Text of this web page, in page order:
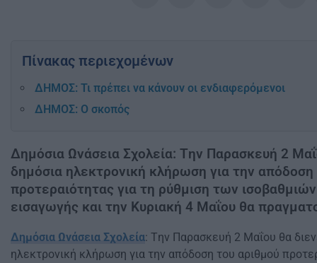
Πίνακας περιεχομένων
ΔΗΜΟΣ: Τι πρέπει να κάνουν οι ενδιαφερόμενοι
ΔΗΜΟΣ: Ο σκοπός
Δημόσια Ωνάσεια Σχολεία: Tην Παρασκευή 2
δημόσια ηλεκτρονική κλήρωση για την απόδοση
προτεραιότητας για τη ρύθμιση των
εισαγωγής και την Κυριακή 4 Μαΐου θα
Δημόσια Ωνάσεια Σχολεία: Tην Παρασκευή 2 Μαΐου θα
ηλεκτρονική κλήρωση για την απόδοση του αριθμού